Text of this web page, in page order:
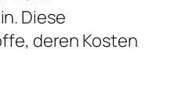
Diese
deren Kosten